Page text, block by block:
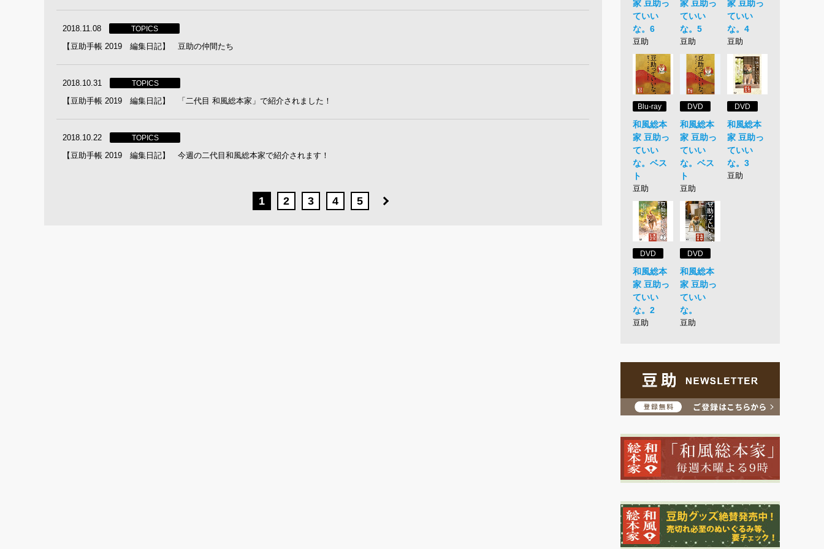
2018.11.08 TOPICS
【豆助手帳 2019 編集日記】 豆助の仲間たち
2018.10.31 TOPICS
【豆助手帳 2019 編集日記】 「二代目 和風総本家」で紹介されました！
2018.10.22 TOPICS
【豆助手帳 2019 編集日記】 今週の二代目和風総本家で紹介されます！
1 2 3 4 5
家 豆助っ
ていい
な。6
豆助
家 豆助っ
ていい
な。5
豆助
家 豆助っ
ていい
な。4
豆助
Blu-ray
和風総本
家 豆助っ
ていい
な。ベス
ト
豆助
DVD
和風総本
家 豆助っ
ていい
な。ベス
ト
豆助
DVD
和風総本
家 豆助っ
ていい
な。3
豆助
DVD
和風総本
家 豆助っ
ていい
な。2
豆助
DVD
和風総本
家 豆助っ
ていい
な。
豆助